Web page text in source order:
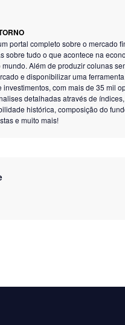
portal completo sobre o mercado
sobre tudo o que acontece na
Além de produzir colunas
e disponibilizar uma
investimentos, com mais de 35 mil
detalhadas através de índices,
histórica, composição do
e muito mais!